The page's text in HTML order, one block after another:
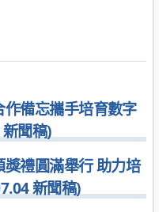
備忘攜手培育數字
聞稿)
禮圓滿舉行 助力培
新聞稿)